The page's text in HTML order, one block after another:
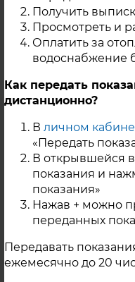
Получить
Просмотреть и
Оплатить за
водоснабжение
Как передать
дистанционно?
В личном
«Передать
В открывшейся
показания и
показания»
Нажав + можно
переданных
Передавать
ежемесячно до 20
1,2,2а,2б,4,6;
г. Касли
Контактная